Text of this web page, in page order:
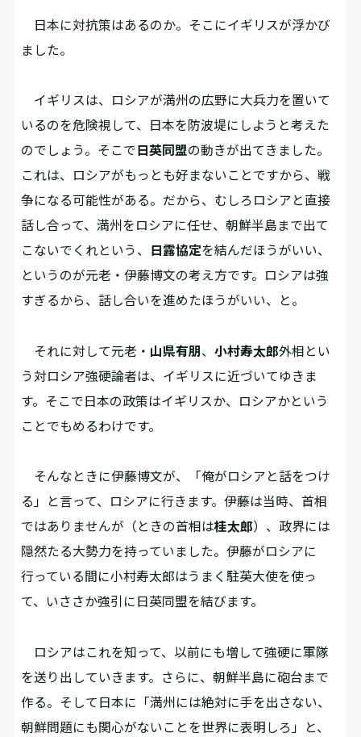
日本に対抗策はあるのか。そこにイギリスが浮かび
ました。
イギリスは、ロシアが満州の広野に大兵力を置いて
いるのを危険視して、日本を防波堤にしようと考えた
のでしょう。そこで日英同盟の動きが出てきました。
これは、ロシアがもっとも好まないことですから、戦
争になる可能性がある。だから、むしろロシアと直接
話し合って、満州をロシアに任せ、朝鮮半島まで出て
こないでくれという、 日露協定を結んだほうがいい、
というのが元老・伊藤博文の考え方です。ロシアは強
すぎるから、話し合いを進めたほうがいい、と。
それに対して元老・ 山県有朋、小村寿太郎外相とい
う対ロシア強硬論者は、イギリスに近づいてゆきま
す。そこで日本の政策はイギリスか、ロシアかという
ことでもめるわけです。
そんなときに伊藤博文が、「俺がロシアと話をつけ
る」と言って、ロシアに行きます。伊藤は当時、首相
ではありませんが（ときの首相は桂太郎）、政界には
隠然たる大勢力を持っていました。伊藤がロシアに
行っている間に小村寿太郎はうまく駐英大使を使っ
て、いささか強引に日英同盟を結びます。
ロシアはこれを知って、以前にも増して強硬に軍隊
を送り出していきます。さらに、朝鮮半島に砲台まで
作る。そして日本に「満州には絶対に手を出さない、
朝鮮問題にも関心がないことを世界に表明しろ」と、